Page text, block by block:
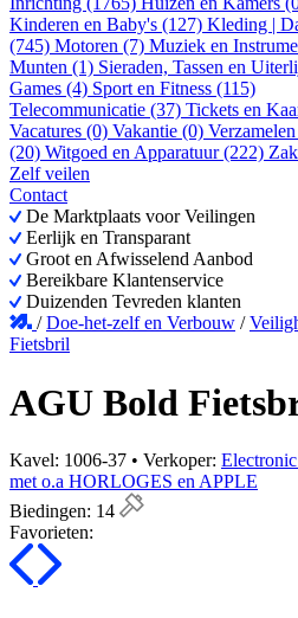
Kinderen en Baby's (127) Kleding |
(745) Motoren (7) Muziek en
Munten (1) Sieraden, Tassen en
Games (4) Sport en Fitness (115)
Telecommunicatie (37) Tickets en
Vacatures (0) Vakantie (0)
(20) Witgoed en Apparatuur (222)
Zelf veilen
Contact
De Marktplaats voor Veilingen
Eerlijk en Transparant
Groot en Afwisselend Aanbod
Bereikbare Klantenservice
Duizenden Tevreden klanten
/Doe-het-zelf en Verbouw /
Fietsbril
AGU Bold
Kavel: 1006-37 • Verkoper:
met o.a HORLOGES en APPLE
Biedingen: 14
Favorieten: